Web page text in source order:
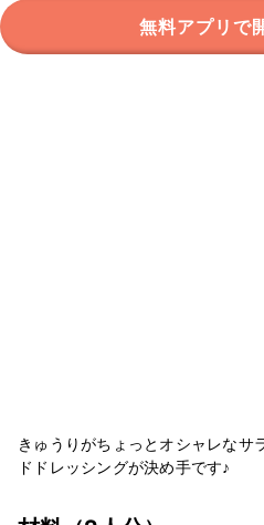
無料アプリで
きゅうりがちょっとオシャレなサ
ドドレッシングが決め手です♪